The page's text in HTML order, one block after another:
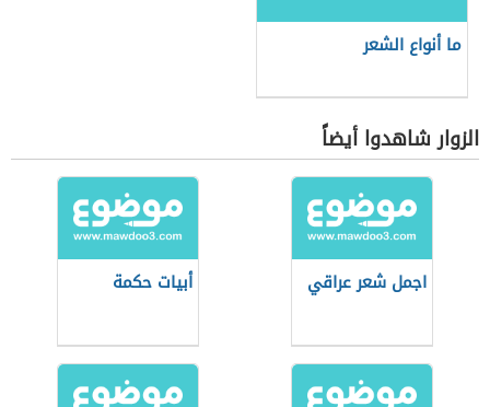
ما أنواع الشعر
الزوار شاهدوا أيضاً
اجمل شعر عراقي أبيات حكمة